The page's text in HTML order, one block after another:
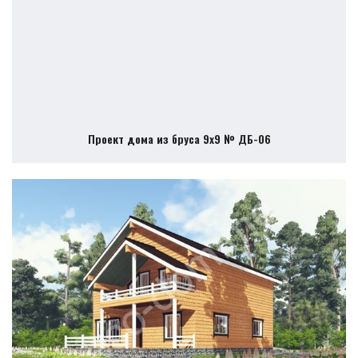
Проект дома из бруса 9х9 № ДБ-06